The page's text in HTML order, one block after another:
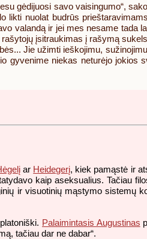
gėdijuosi savo vaisingumo“,
likti nuolat budrūs
valandą ir jei mes nesame tada
įsitraukimas į rašymą
Jie užimti ieškojimu,
gyvenime niekas neturėjo jokios
ar Heidegerį, kiek pamąstė ir
kaip aseksualius. Tačiau
ir visuotinių mąstymo sistemų
Palaimintasis Augustinas
tačiau dar ne dabar“.